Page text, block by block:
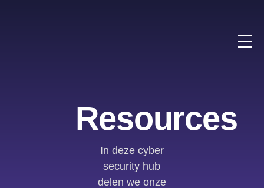
Resources
In deze cyber
security hub
delen we onze